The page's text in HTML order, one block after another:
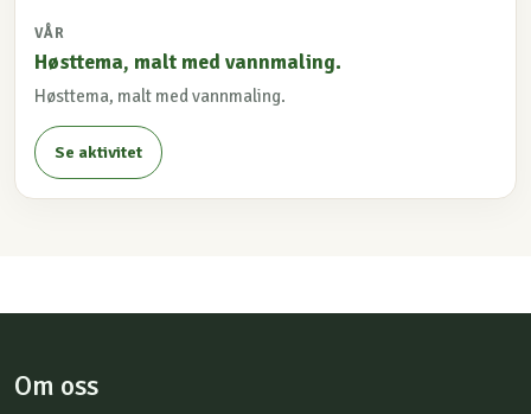
VÅR
Høsttema, malt med vannmaling.
Høsttema, malt med vannmaling.
Se aktivitet
Om oss